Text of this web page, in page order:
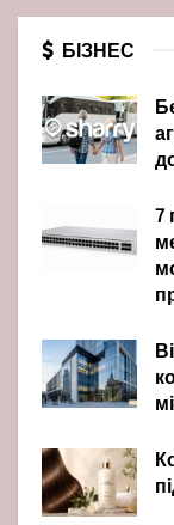
БІЗНЕС
7